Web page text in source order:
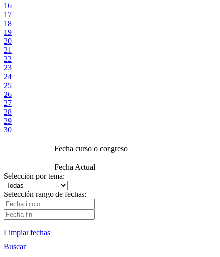
16
17
18
19
20
21
22
23
24
25
26
27
28
29
30
Fecha curso o congreso
Fecha Actual
Selección por tema:
Selección rango de fechas:
Limpiar fechas
Buscar